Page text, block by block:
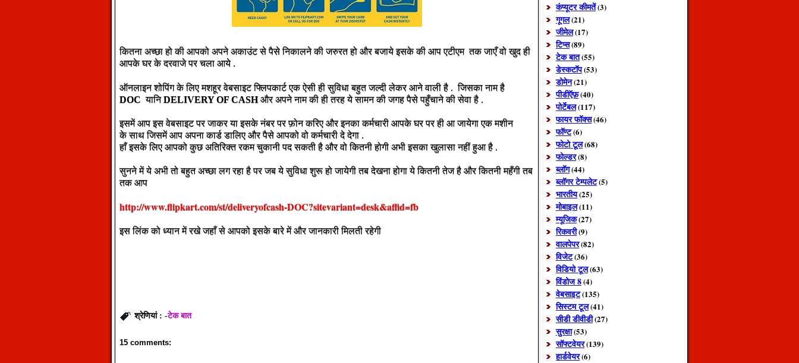
कितना अच्छा हो की आपको अपने अकाउंट से पैसे निकालने की जरुरत हो और बजाये इसके की आप एटीएम तक जाएँ वो खुद ही
आपके घर के दरवाजे पर चला आये .
ऑनलाइन शोपिंग के लिए मशहूर वेबसाइट फ्लिपकार्ट एक ऐसी ही सुविधा बहुत जल्दी लेकर आने वाली है . जिसका नाम है
DOC यानिDELIVERY OF CASHऔर अपने नाम की ही तरह ये सामन की जगह पैसे पहुँचाने की सेवा है .
इसमें आप इस वेबसाइट पर जाकर या इसके नंबर पर फ़ोन करिए और इनका कर्मचारी आपके घर पर ही आ जायेगा एक मशीन
के साथ जिसमें आप अपना कार्ड डालिए और पैसे आपको वो कर्मचारी दे देगा .
हाँ इसके लिए आपको कुछ अतिरिक्त रकम चुकानी पद सकती है और वो कितनी होगी अभी इसका खुलासा नहीं हुआ है .
सुनने में ये अभी तो बहुत अच्छा लग रहा है पर जब ये सुविधा शुरू हो जायेगी तब देखना होगा ये कितनी तेज है और कितनी महँगी तब
तक आप
http://www.flipkart.com/st/deliveryofcash-DOC?sitevariant=desk&affid=fb
इस लिंक को ध्यान में रखे जहाँ से आपको इसके बारे में और जानकारी मिलती रहेगी
श्रेणियां : -टेक बात
15 comments:
कंप्यूटर कीमतें(3)
गूगल(21)
जीमेल(17)
टिप्स(89)
टेक बात(55)
डेस्कटॉप(53)
डोमेन(21)
पीडीऍफ़(40)
पोर्टेबल(117)
फायर फॉक्स(46)
फॉण्ट(6)
फोटो टूल(68)
फोल्डर(8)
ब्लॉग(44)
ब्लॉगर टेम्पलेट(5)
भारतीय(25)
मोबाइल(11)
म्यूजिक(27)
रिकवरी(9)
वालपेपर(82)
विजेट(36)
विडियो टूल(63)
विंडोज 8(4)
वेबसाइट(135)
सिस्टम टूल(41)
सीडी डीवीडी(27)
सुरक्षा(53)
सॉफ्टवेयर(139)
हार्डवेयर(6)